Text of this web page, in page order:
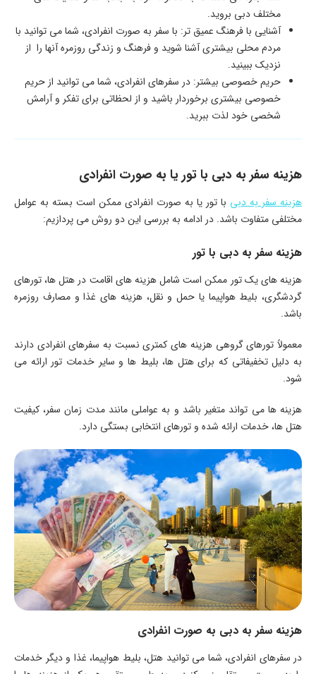
مختلف دبی بروید.
آشنایی با فرهنگ عمیق ‌تر: با سفر به صورت انفرادی، شما می ‌توانید با
مردم محلی بیشتری آشنا شوید و فرهنگ و زندگی روزمره آنها را از
نزدیک ببینید.
حریم خصوصی بیشتر: در سفرهای انفرادی، شما می‌ توانید از حریم
خصوصی بیشتری برخوردار باشید و از لحظاتی برای تفکر و آرامش
شخصی خود لذت ببرید.
هزینه سفر به دبی با تور یا به صورت انفرادی
هزینه سفر به دبی با تور یا به صورت انفرادی ممکن است بسته به عوامل
مختلفی متفاوت باشد. در ادامه به بررسی این دو روش می ‌پردازیم:
هزینه سفر به دبی با تور
هزینه‌ های یک تور ممکن است شامل هزینه ‌های اقامت در هتل‌ ها، تورهای
گردشگری، بلیط هواپیما یا حمل و نقل، هزینه‌ های غذا و مصارف روزمره
باشد.
معمولاً تورهای گروهی هزینه‌ های کمتری نسبت به سفرهای انفرادی دارند
به دلیل تخفیفاتی که برای هتل‌ ها، بلیط ‌ها و سایر خدمات تور ارائه می
‌شود.
هزینه‌ ها می ‌تواند متغیر باشد و به عواملی مانند مدت زمان سفر، کیفیت
هتل‌ ها، خدمات ارائه شده و تورهای انتخابی بستگی دارد.
هزینه سفر به دبی به صورت انفرادی
در سفرهای انفرادی، شما می ‌توانید هتل، بلیط هواپیما، غذا و دیگر خدمات